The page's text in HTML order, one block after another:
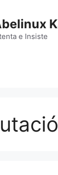
e Insiste